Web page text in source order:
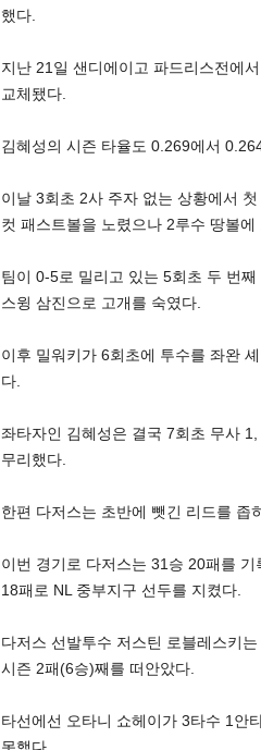
인
했다.
지난 21일 샌디에이고 파드리스전에
교체됐다.
김혜성의 시즌 타율도 0.269에서
이날 3회초 2사 주자 없는 상황에서
컷 패스트볼을 노렸으나 2루수 땅볼에
팀이 0-5로 밀리고 있는 5회초 두 번
스윙 삼진으로 고개를 숙였다.
이후 밀워키가 6회초에 투수를 좌완
다.
좌타자인 김혜성은 결국 7회초 무사
무리했다.
한편 다저스는 초반에 뺏긴 리드를 좁
이번 경기로 다저스는 31승 20패를
18패로 NL 중부지구 선두를 지켰다.
다저스 선발투수 저스틴 로블레스키
시즌 2패(6승)째를 떠안았다.
타선에선 오타니 쇼헤이가 3타수 1안